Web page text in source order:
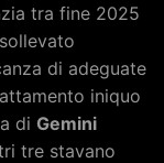
tra fine 2025
di adeguate
iniquo
di Gemini
tre stavano